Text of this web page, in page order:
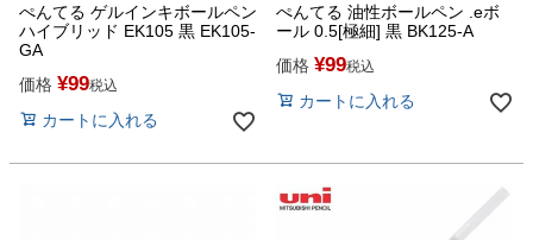
ぺんてる ゲルインキボールペン
ハイブリッド EK105 黒 EK105-
GA
価格 ¥99税込
カートに入れる
ぺんてる 油性ボールペン .eボ
ール 0.5[極細] 黒 BK125-A
価格 ¥99税込
カートに入れる